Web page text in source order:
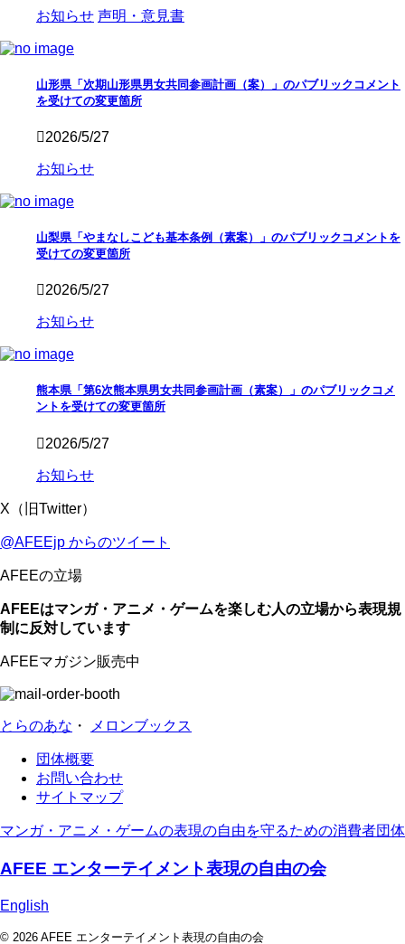
お知らせ 声明・意見書
山形県「次期山形県男女共同参画計画（案）」のパブリックコメント
を受けての変更箇所
2026/5/27
お知らせ
山梨県「やまなしこども基本条例（素案）」のパブリックコメントを
受けての変更箇所
2026/5/27
お知らせ
熊本県「第6次熊本県男女共同参画計画（素案）」のパブリックコメ
ントを受けての変更箇所
2026/5/27
お知らせ
X（旧Twitter）
@AFEEjp からのツイート
AFEEの立場
AFEEはマンガ・アニメ・ゲームを楽しむ人の立場から表現規
制に反対しています
AFEEマガジン販売中
とらのあな ・ メロンブックス
団体概要
お問い合わせ
サイトマップ
マンガ・アニメ・ゲームの表現の自由を守るための消費者団体
AFEE エンターテイメント表現の自由の会
English
© 2026 AFEE エンターテイメント表現の自由の会